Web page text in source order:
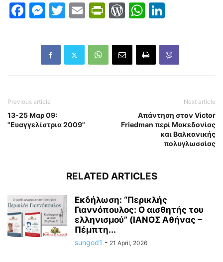
Facebook
Messenger
Twitter
EmailPrintFriendly
WordPress
WhatsApp
Previous article
13-25 Μαρ 09:
"Ευαγγελίστρια 2009"
Next article
Απάντηση στον Victor
Friedman περί Μακεδονίας
και Βαλκανικής
πολυγλωσσίας
RELATED ARTICLES
Εκδήλωση: “Περικλής
Γιαννόπουλος: Ο αισθητής του
ελληνισμού” (ΙΑΝΟΣ Αθήνας –
Πέμπτη...
sungod1 - 21 April, 2026